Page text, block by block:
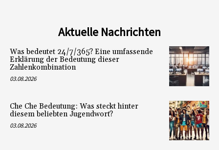
Aktuelle Nachrichten
Was bedeutet 24/7/365? Eine umfassende
Erklärung der Bedeutung dieser
Zahlenkombination
03.08.2026
Che Che Bedeutung: Was steckt hinter
diesem beliebten Jugendwort?
03.08.2026